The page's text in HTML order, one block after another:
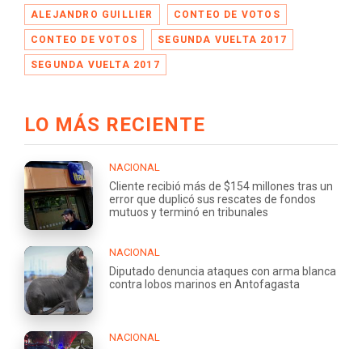
ALEJANDRO GUILLIER CONTEO DE VOTOS
CONTEO DE VOTOS SEGUNDA VUELTA 2017
SEGUNDA VUELTA 2017
LO MÁS RECIENTE
NACIONAL
Cliente recibió más de $154 millones tras un
error que duplicó sus rescates de fondos
mutuos y terminó en tribunales
NACIONAL
Diputado denuncia ataques con arma blanca
contra lobos marinos en Antofagasta
NACIONAL